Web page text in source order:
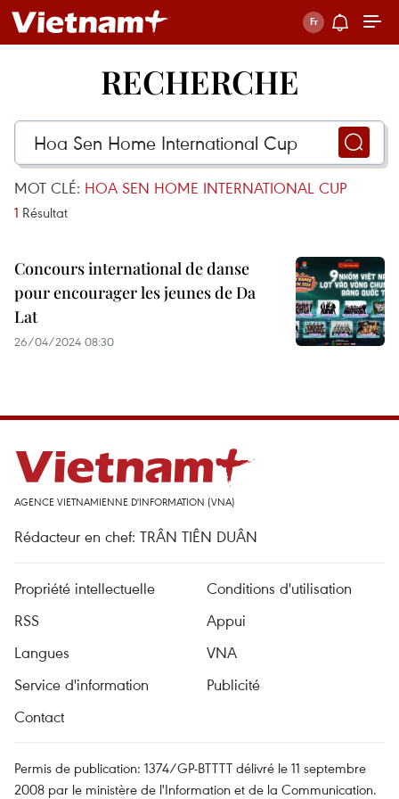
RECHERCHE
MOT CLÉ: HOA SEN HOME INTERNATIONAL CUP
1 Résultat
Concours international de danse
pour encourager les jeunes de Da
Lat
26/04/2024 08:30
AGENCE VIETNAMIENNE D'INFORMATION (VNA)
Rédacteur en chef: TRÂN TIÊN DUÂN
Propriété intellectuelle
Conditions d'utilisation
RSS
Appui
Langues
VNA
Service d'information
Publicité
Contact
Permis de publication: 1374/GP-BTTTT délivré le 11 septembre
2008 par le ministère de l'Information et de la Communication.